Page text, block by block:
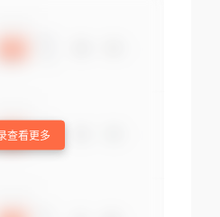
查看更多